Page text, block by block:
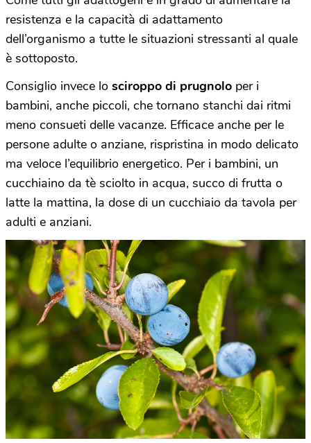
resistenza e la capacità di adattamento
dell’organismo a tutte le situazioni stressanti al quale
è sottoposto.
Consiglio invece lo sciroppo di prugnolo per i
bambini, anche piccoli, che tornano stanchi dai ritmi
meno consueti delle vacanze. Efficace anche per le
persone adulte o anziane, rispristina in modo delicato
ma veloce l’equilibrio energetico. Per i bambini, un
cucchiaino da tè sciolto in acqua, succo di frutta o
latte la mattina, la dose di un cucchiaio da tavola per
adulti e anziani.